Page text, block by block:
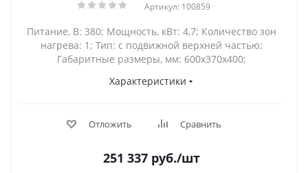
Артикул: 100859
Питание, В: 380; Мощность, кВт: 4,7; Количество зон
нагрева: 1; Тип: с подвижной верхней частью;
Габаритные размеры, мм: 600x370x400;
Характеристики
Отложить Сравнить
251 337 руб./шт